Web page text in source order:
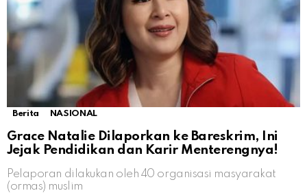
Berita NASIONAL
Grace Natalie Dilaporkan ke Bareskrim, Ini
Jejak Pendidikan dan Karir Menterengnya!
Pelaporan dilakukan oleh 40 organisasi masyarakat
(ormas) muslim